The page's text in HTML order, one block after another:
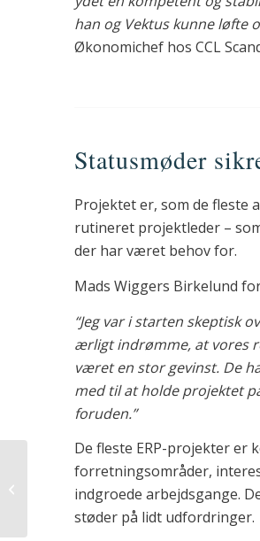
han og Vektus kunne løfte
Økonomichef hos CCL
Statusmøder
Projektet er, som de fleste
rutineret projektleder –
der har været behov for.
Mads Wiggers Birkelund
“Jeg var i starten skeptisk
ærligt indrømme, at vores
været en stor gevinst. De
med til at holde projektet
foruden.”
De fleste ERP-projekter er
forretningsområder,
indgroede arbejdsgange.
støder på lidt udfordringer.
seminar: Business Central
produktionsvirksomheder